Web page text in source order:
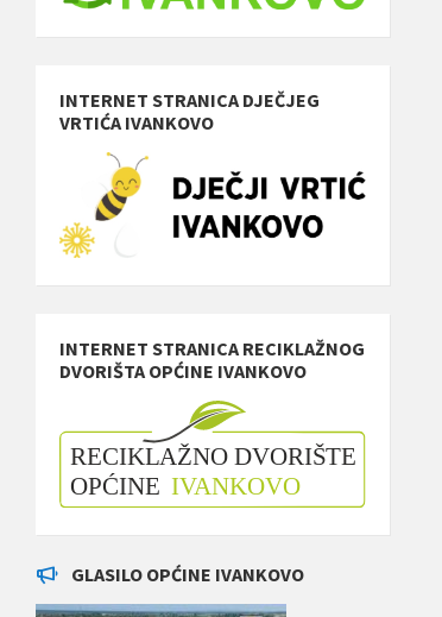
INTERNET STRANICA DJEČJEG
VRTIĆA IVANKOVO
INTERNET STRANICA RECIKLAŽNOG
DVORIŠTA OPĆINE IVANKOVO
GLASILO OPĆINE IVANKOVO